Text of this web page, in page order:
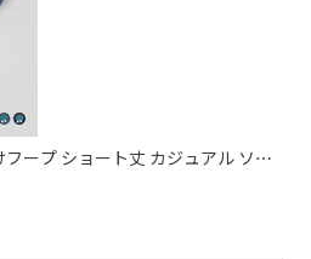
ープ ショート丈 カジュアル ソッ